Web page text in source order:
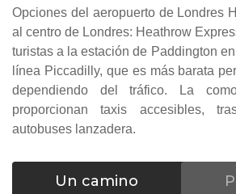
Opciones del aeropuerto de Londres
al centro de Londres: Heathrow
turistas a la estación de Paddington
línea Piccadilly, que es más barata
dependiendo del tráfico. La
proporcionan taxis accesibles,
autobuses lanzadera.
Un camino